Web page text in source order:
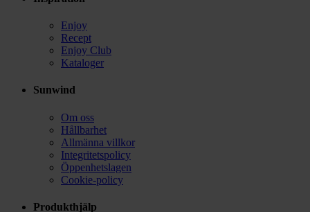
Enjoy
Recept
Enjoy Club
Kataloger
Sunwind
Om oss
Hållbarhet
Allmänna villkor
Integritetspolicy
Öppenhetslagen
Cookie-policy
Produkthjälp